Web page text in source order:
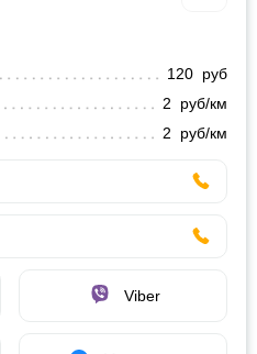
120 руб
2 руб/км
2 руб/км
Viber